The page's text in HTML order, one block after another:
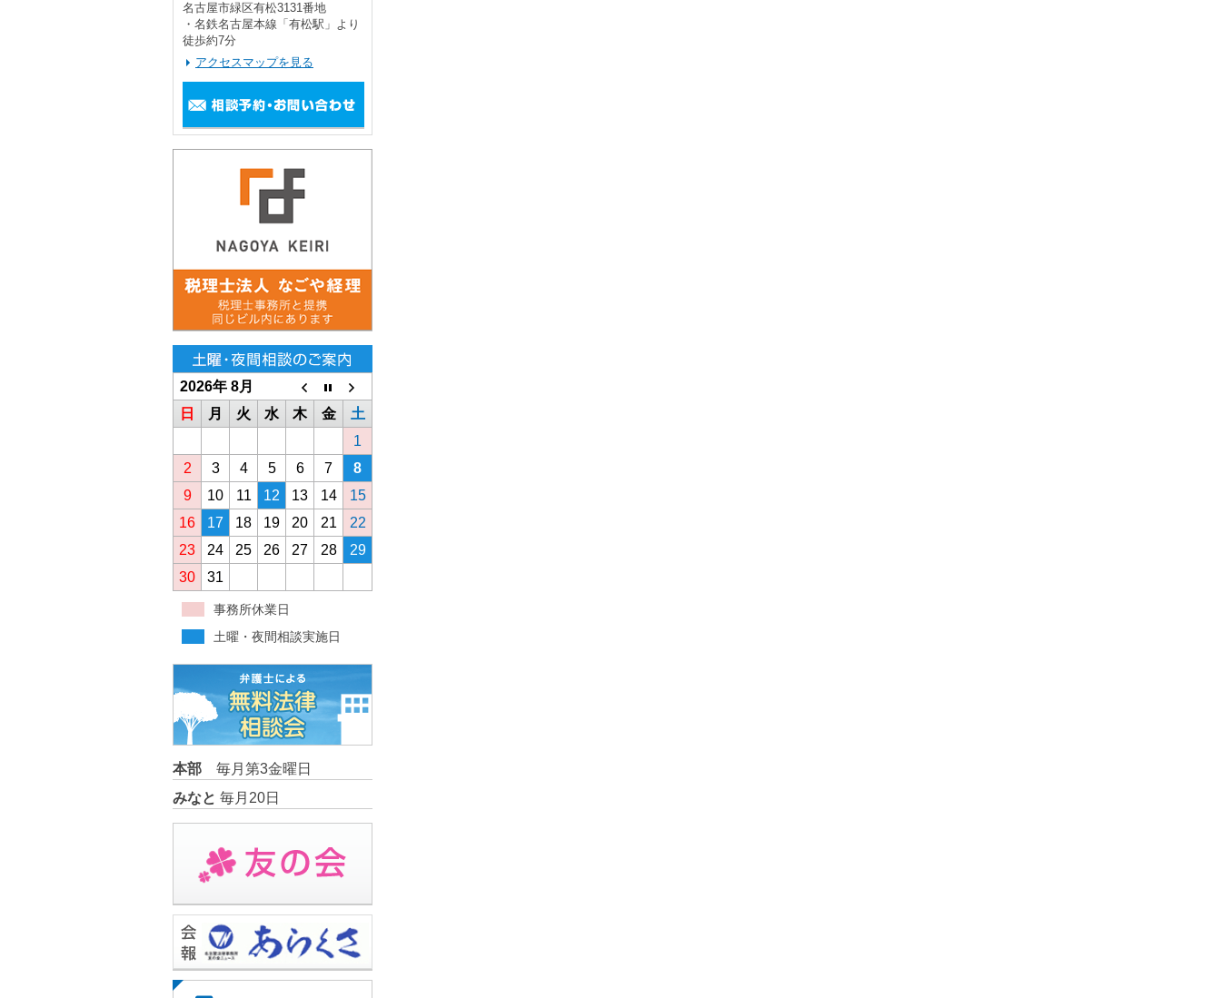
名古屋市緑区有松3131番地
・名鉄名古屋本線「有松駅」より
徒歩約7分
アクセスマップを見る
2026年 8月
日
月 火 水 木 金
土
1
2
3 4 5 6 7
8
9
10 11 12 13 14
15
16
17 18 19 20 21
22
23
24 25 26 27 28
29
30
31
事務所休業日
土曜・夜間相談実施日
本部 毎月第3金曜日
みなと 毎月20日